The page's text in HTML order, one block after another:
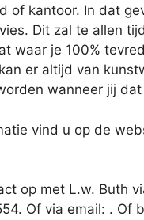
of kantoor. In dat
Dit zal te allen
waar je 100%
er altijd van
wanneer jij
vind u op de
op met L.w. Buth
Of via email: . Of